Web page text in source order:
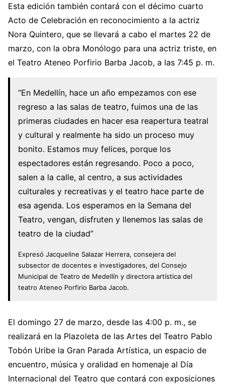
Esta edición también contará con el décimo cuarto
Acto de Celebración en reconocimiento a la actriz
Nora Quintero, que se llevará a cabo el martes 22 de
marzo, con la obra Monólogo para una actriz triste, en
el Teatro Ateneo Porfirio Barba Jacob, a las 7:45 p. m.
“En Medellín, hace un año empezamos con ese
regreso a las salas de teatro, fuimos una de las
primeras ciudades en hacer esa reapertura teatral
y cultural y realmente ha sido un proceso muy
bonito. Estamos muy felices, porque los
espectadores están regresando. Poco a poco,
salen a la calle, al centro, a sus actividades
culturales y recreativas y el teatro hace parte de
esa agenda. Los esperamos en la Semana del
Teatro, vengan, disfruten y llenemos las salas de
teatro de la ciudad”
Expresó Jacqueline Salazar Herrera, consejera del
subsector de docentes e investigadores, del Consejo
Municipal de Teatro de Medellín y directora artística del
teatro Ateneo Porfirio Barba Jacob.
El domingo 27 de marzo, desde las 4:00 p. m., se
realizará en la Plazoleta de las Artes del Teatro Pablo
Tobón Uribe la Gran Parada Artística, un espacio de
encuentro, música y oralidad en homenaje al Día
Internacional del Teatro que contará con exposiciones